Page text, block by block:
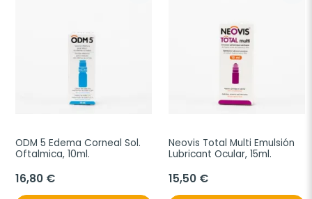
ODM 5 Edema Corneal Sol.
Oftalmica, 10ml.
16,80 €
Neovis Total Multi Emulsión
Lubricant Ocular, 15ml.
15,50 €